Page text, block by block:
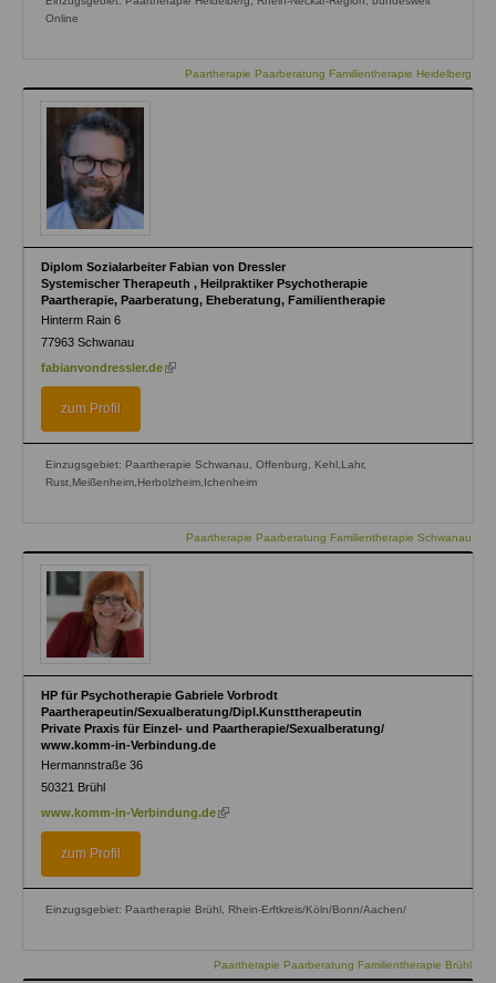
Online
Paartherapie Paarberatung Familientherapie Heidelberg
Diplom Sozialarbeiter Fabian von Dressler
Systemischer Therapeuth , Heilpraktiker Psychotherapie
Paartherapie, Paarberatung, Eheberatung, Familientherapie
Hinterm Rain 6
77963 Schwanau
fabianvondressler.de (link
zum Profil
Einzugsgebiet: Paartherapie Schwanau, Offenburg, Kehl,Lahr,
Rust,Meißenheim,Herbolzheim,Ichenheim
Paartherapie Paarberatung Familientherapie Schwanau
HP für Psychotherapie Gabriele Vorbrodt
Paartherapeutin/Sexualberatung/Dipl.Kunsttherapeutin
Private Praxis für Einzel- und Paartherapie/Sexualberatung/
www.komm-in-Verbindung.de
Hermannstraße 36
50321 Brühl
www.komm-in-Verbindung.de (link
zum Profil
Einzugsgebiet: Paartherapie Brühl, Rhein-Erftkreis/Köln/Bonn/Aachen/
Paartherapie Paarberatung Familientherapie Brühl